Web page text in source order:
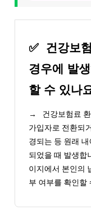
✅
건강보
경우에 발
할 수 있나
→
건강보험료
가입자로 전환되
경되는 등 원래
되었을 때 발생합
이지에서 본인의
부 여부를 확인할